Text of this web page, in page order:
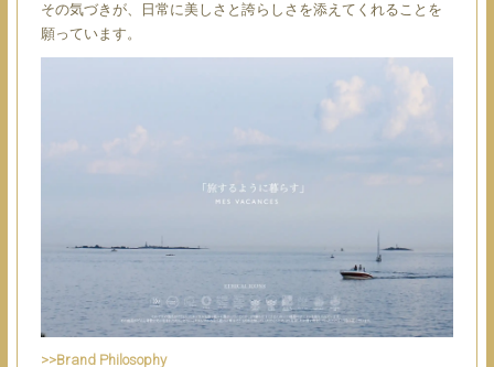
その気づきが、日常に美しさと誇らしさを添えてくれることを
願っています。
>>Brand Philosophy